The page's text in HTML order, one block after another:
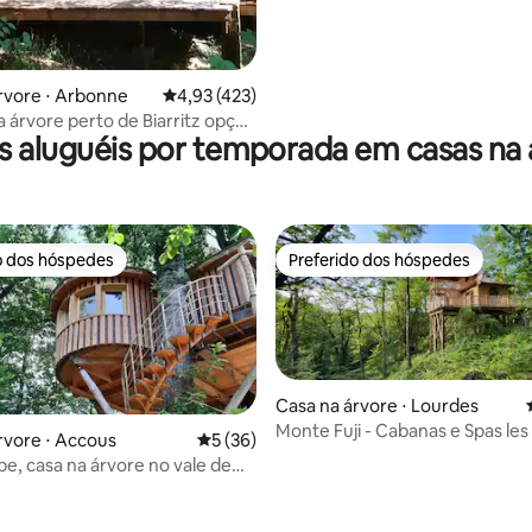
⋅ Arbonne 4,93 de uma avaliação média de 5, 423
4,93 (423)
árvore perto de Biarritz opção
aluguéis por temporada em casas na
de 5, 136 avaliações
dos hóspedes
dos hóspedes
⋅ Accous 5 de uma avaliação média de 5, 36
5 (36)
casa na árvore no vale de
Preferido dos hóspedes
Preferido dos hóspedes
Casa na árvore ⋅ Lourdes
Monte Fuji - Cabanas e Spas les